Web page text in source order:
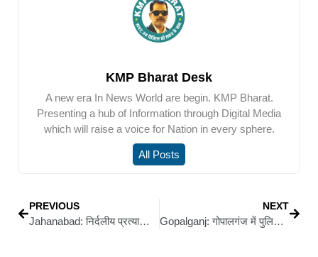
KMP Bharat Desk
A new era In News World are begin. KMP Bharat.
Presenting a hub of Information through Digital Media
which will raise a voice for Nation in every sphere.
All Posts
PREVIOUS
Jahanabad: निर्दलीय प्रत्याशी चुन्नू शर्मा के समर्थन में पहुंचे तेज प्रताप यादव, रोड शो अधूरा छोड़ हेलीकॉप्टर से लौटे
NEXT
Gopalganj: गोपालगंज में पुलिस जीप ने मचाई तबाही: अनियंत्रित वाहन ठेला दुकानों में घुसा, तीन घायल, अफवाहों से भड़की भीड़ ने पुलिस जीप फूंकी